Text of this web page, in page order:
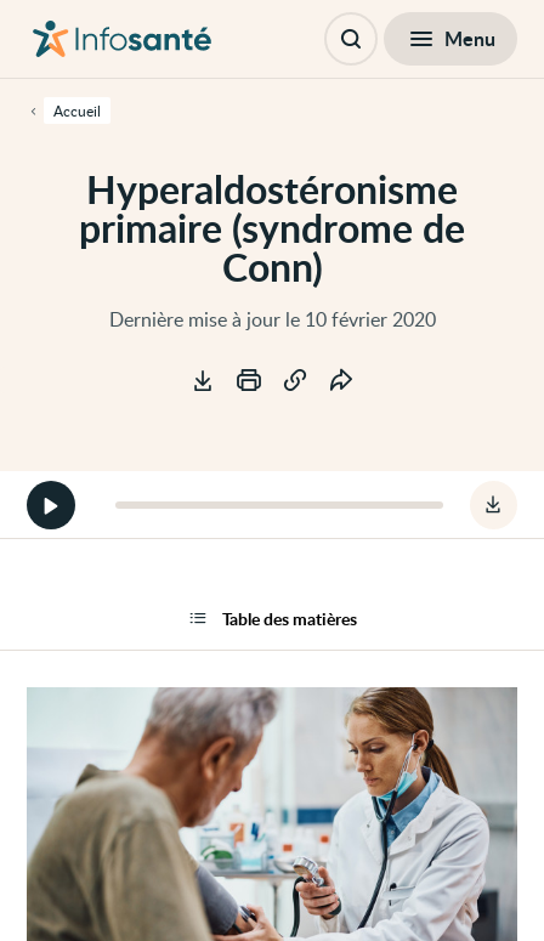
contenu
cette
principale
Hyperaldostéronisme
primaire (syndrome de
Conn)
Dernière mise à jour le 10 février 2020
Accueil
principale
Ouvrir Menu
le
de
Démarrer
la
version
Table des matières
Table des matières Fermer